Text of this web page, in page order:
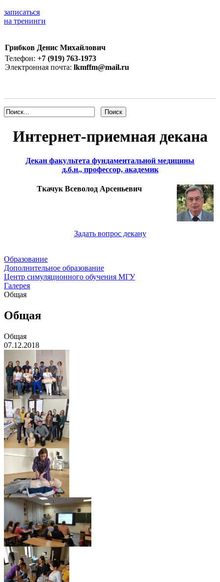
записаться
на тренинги
Грибков Денис Михайлович
Телефон: +7 (919) 763-1973
Электронная почта: lkmffm@mail.ru
Интернет-приемная декана
Декан факультета фундаментальной медицины
д.б.н., профессор, академик
Ткачук Всеволод Арсеньевич
Задать вопрос декану
Образование
Дополнительное образование
Центр симуляционного обучения МГУ
Галерея
Общая
Общая
Общая
07.12.2018